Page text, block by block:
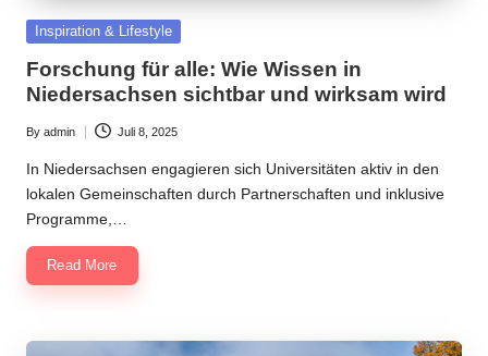
Posted
Inspiration & Lifestyle
Forschung für alle: Wie Wissen in
Niedersachsen sichtbar und wirksam wird
Posted
by
By admin Juli 8, 2025
In Niedersachsen engagieren sich Universitäten aktiv in den
lokalen Gemeinschaften durch Partnerschaften und inklusive
Programme,…
Read More